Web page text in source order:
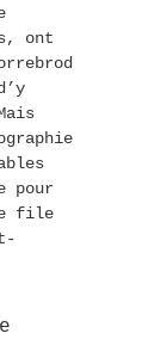
ont
pour
file